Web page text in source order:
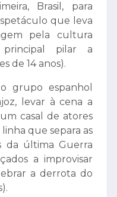
Brasil, para
que leva
pela cultura
pilar a
de 14 anos).
grupo espanhol
levar à cena a
casal de atores
que separa as
da última Guerra
a improvisar
a derrota do